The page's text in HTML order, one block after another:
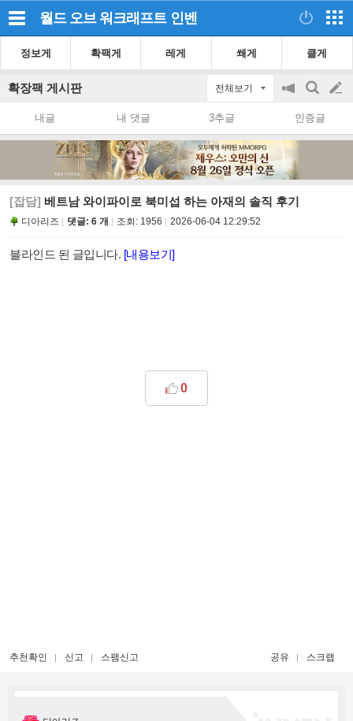
월드 오브 워크래프트 인벤
정보게 확팩게 레게 쐐게 클게
확장팩 게시판 전체보기
공
on/off
검
색
글
쓰
내글 내 댓글 3추글 인증글
[잡담] 베트남 와이파이로 북미섭 하는 아재의 솔직 후기
디아리즈 댓글: 6 개 조회: 1956 2026-06-04 12:29:52
블라인드 된 글입니다. [내용보기]
0
추천확인 신고 스팸신고 공유 스크랩